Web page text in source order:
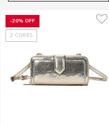
-20% OFF
2 CORES